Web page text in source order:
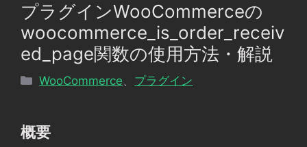
ュ
プラグインWooCommerceの
woocommerce_is_order_receiv
ed_page関数の使用方法・解説
カ
リ
WooCommerce プラグイン
概要